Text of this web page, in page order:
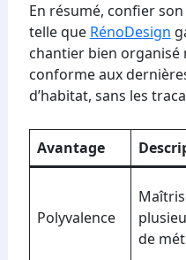
En résumé, confier
telle que RénoDesign
chantier bien organisé
conforme aux
d’habitat, sans les
Avantage
Polyvalence
de